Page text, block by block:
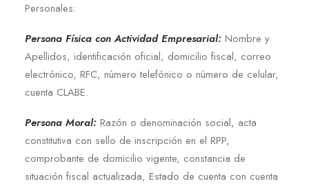
Personales:
Persona Física con Actividad Empresarial: Nombre y
Apellidos, identificación oficial, domicilio fiscal, correo
electrónico, RFC, número telefónico o número de celular,
cuenta CLABE.
Persona Moral: Razón o denominación social, acta
constitutiva con sello de inscripción en el RPP,
comprobante de domicilio vigente, constancia de
situación fiscal actualizada, Estado de cuenta con cuenta